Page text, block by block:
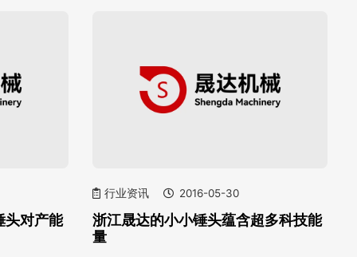
头对产能
行业资讯 2016-05-30
浙江晟达的小小锤头蕴含超多科技能
量